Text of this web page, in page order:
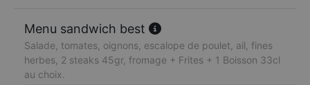
Menu sandwich best
Salade, tomates, oignons, escalope de poulet, ail, fines
herbes, 2 steaks 45gr, fromage + Frites + 1 Boisson 33cl
au choix.